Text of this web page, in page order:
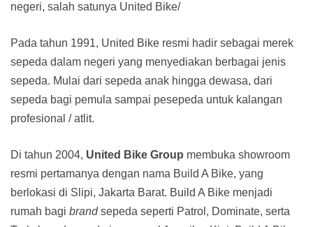
negeri, salah satunya United Bike/
Pada tahun 1991, United Bike resmi hadir sebagai merek
sepeda dalam negeri yang menyediakan berbagai jenis
sepeda. Mulai dari sepeda anak hingga dewasa, dari
sepeda bagi pemula sampai pesepeda untuk kalangan
profesional / atlit.
Di tahun 2004, United Bike Group membuka showroom
resmi pertamanya dengan nama Build A Bike, yang
berlokasi di Slipi, Jakarta Barat. Build A Bike menjadi
rumah bagi brandsepeda seperti Patrol, Dominate, serta